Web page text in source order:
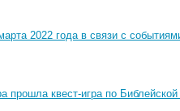
2022 года в связи с
прошла квест-игра по Библейской